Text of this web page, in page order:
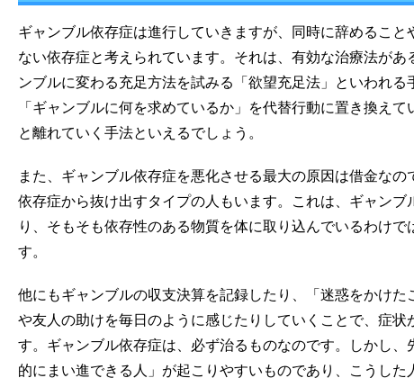
ギャンブル依存症は進行していきますが、同時に辞めること
ない依存症と考えられています。それは、有効な治療法が
ンブルに変わる充足方法を試みる「欲望充足法」といわれる
「ギャンブルに何を求めているか」を代替行動に置き換え
と離れていく手法といえるでしょう。
また、ギャンブル依存症を悪化させる最大の原因は借金な
依存症から抜け出すタイプの人もいます。これは、ギャン
り、そもそも依存性のある物質を体に取り込んでいるわけ
す。
他にもギャンブルの収支決算を記録したり、「迷惑をかけ
や友人の助けを毎日のように感じたりしていくことで、症状
す。ギャンブル依存症は、必ず治るものなのです。しかし、
的にまい進できる人」が起こりやすいものであり、こうし